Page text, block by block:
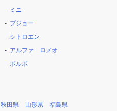
ミニ
プジョー
シトロエン
アルファ ロメオ
ボルボ
秋田県 山形県 福島県